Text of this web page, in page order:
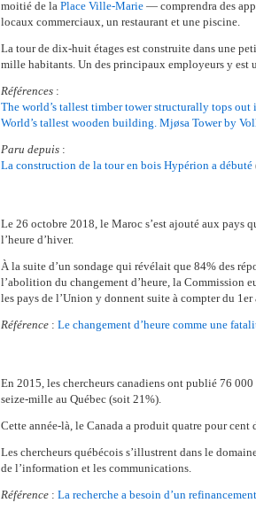
moitié de la Place Ville-Marie — comprendra des
locaux commerciaux, un restaurant et une piscine.
La tour de dix-huit étages est construite dans une
mille habitants. Un des principaux employeurs y est
Références :
The world’s tallest timber tower structurally tops out
World’s tallest wooden building. Mjøsa Tower by
Paru depuis :
La construction de la tour en bois Hypérion a débuté
Le 26 octobre 2018, le Maroc s’est ajouté aux pays
l’heure d’hiver.
À la suite d’un sondage qui révélait que 84% des
l’abolition du changement d’heure, la Commission
les pays de l’Union y donnent suite à compter du
Référence : Le changement d’heure comme une
En 2015, les chercheurs canadiens ont publié 76
seize-mille au Québec (soit 21%).
Cette année-là, le Canada a produit quatre pour
Les chercheurs québécois s’illustrent dans le
de l’information et les communications.
Référence : La recherche a besoin d’un refinancement